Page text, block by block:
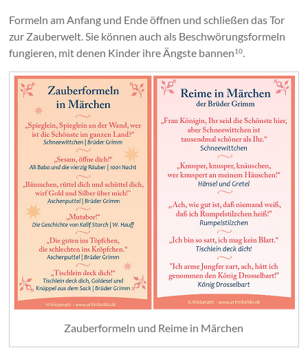
Formeln am Anfang und Ende öffnen und schließen das Tor
zur Zauberwelt. Sie können auch als Beschwörungsformeln
fungieren, mit denen Kinder ihre Ängste bannen10.
Zauberformeln und Reime in Märchen